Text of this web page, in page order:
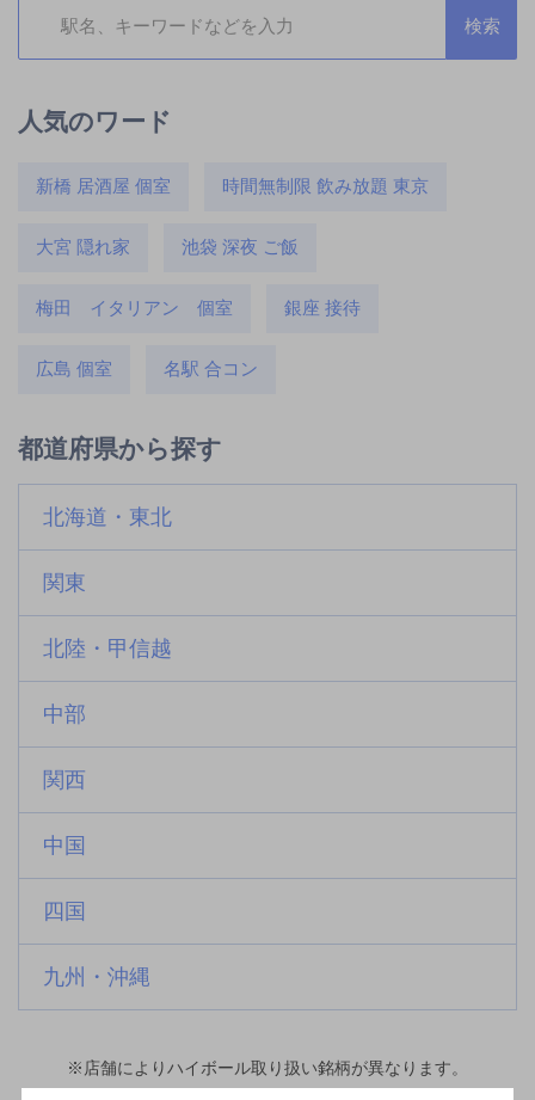
人気のワード
新橋 居酒屋 個室 時間無制限 飲み放題 東京
大宮 隠れ家 池袋 深夜 ご飯
梅田 イタリアン 個室 銀座 接待
広島 個室 名駅 合コン
都道府県から探す
北海道・東北
関東
北陸・甲信越
中部
関西
中国
四国
九州・沖縄
※店舗によりハイボール取り扱い銘柄が異なります。